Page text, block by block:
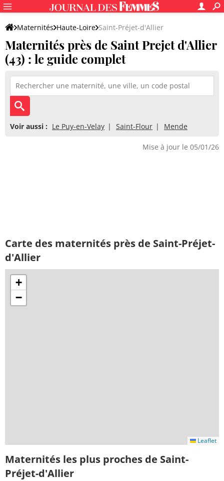
Maternités Haute-Loire Saint-Préjet-d'Allier
Maternités près de Saint Prejet d'Allier
(43) : le guide complet
Voir aussi : Le Puy-en-Velay Saint-Flour Mende
Mise à jour le 05/01/26
Carte des maternités près de Saint-Préjet-
d'Allier
+
−
Leaflet
Maternités les plus proches de Saint-
Préjet-d'Allier